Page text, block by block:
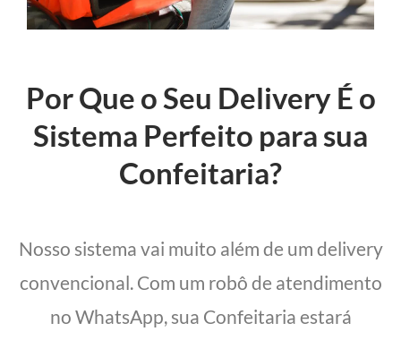
Por Que o Seu Delivery É o
Sistema Perfeito para sua
Confeitaria?
Nosso sistema vai muito além de um delivery
convencional. Com um robô de atendimento
no WhatsApp, sua Confeitaria estará